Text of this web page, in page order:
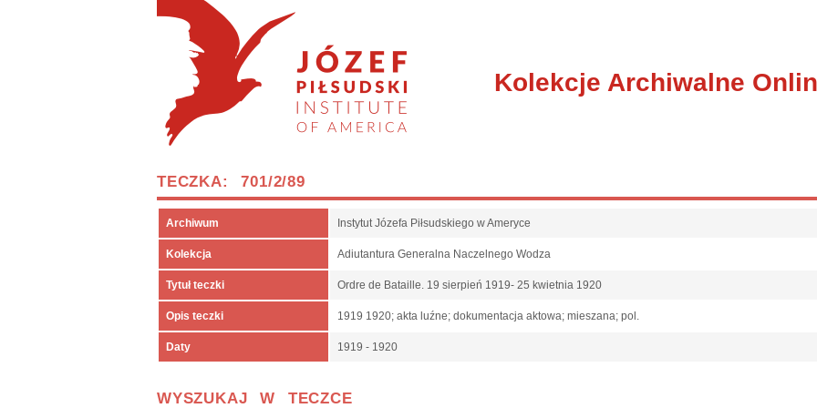
Kolekcje Archiwalne
TECZKA: 701/2/89
Archiwum Instytut Józefa Piłsudskiego w Ameryce
Kolekcja Adiutantura Generalna Naczelnego Wodza
Tytuł teczki Ordre de Bataille. 19 sierpień 1919- 25 kwietnia 1920
Opis teczki 1919 1920; akta luźne; dokumentacja aktowa; mieszana; pol.
Daty 1919 - 1920
WYSZUKAJ W TECZCE